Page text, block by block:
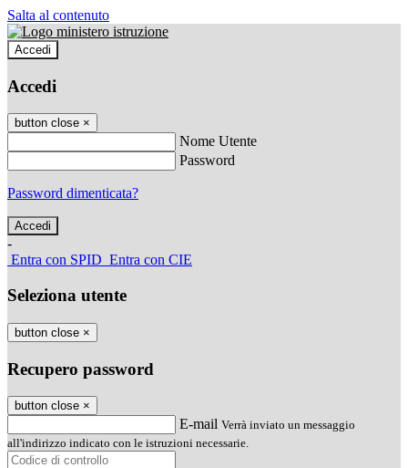
Salta al contenuto
Accedi
Accedi
button close ×
Nome Utente
Password
Password dimenticata?
-
Entra con SPID Entra con CIE
Seleziona utente
button close ×
Recupero password
button close ×
E-mail Verrà inviato un messaggio
all'indirizzo indicato con le istruzioni necessarie.